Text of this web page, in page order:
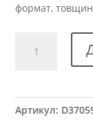
формат,
Kronospan
Фасадний
Артикул: